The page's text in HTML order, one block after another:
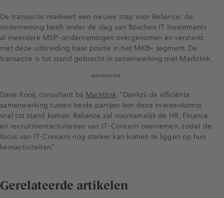
De transactie markeert een nieuwe stap voor Reliance; de
onderneming heeft onder de vlag van Böschen IT Investments
al meerdere MSP-ondernemingen overgenomen en versterkt
met deze uitbreiding haar positie in het MKB+ segment. De
transactie is tot stand gebracht in samenwerking met Marktlink.
Advertentie
Dave Kooij, consultant bij Marktlink: "Dankzij de efficiënte
samenwerking tussen beide partijen kon deze overeenkomst
snel tot stand komen. Reliance zal voornamelijk de HR, Finance
en recruitmentactiviteiten van IT-Concern overnemen, zodat de
focus van IT-Concern nog sterker kan komen te liggen op hun
kernactiviteiten."
Gerelateerde artikelen